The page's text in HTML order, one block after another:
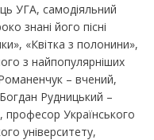
УГА, самодіяльний
знані його пісні
«Квітка з полонини»,
з найпопулярніших
– вчений,
Рудницький –
професор Українського
університету,